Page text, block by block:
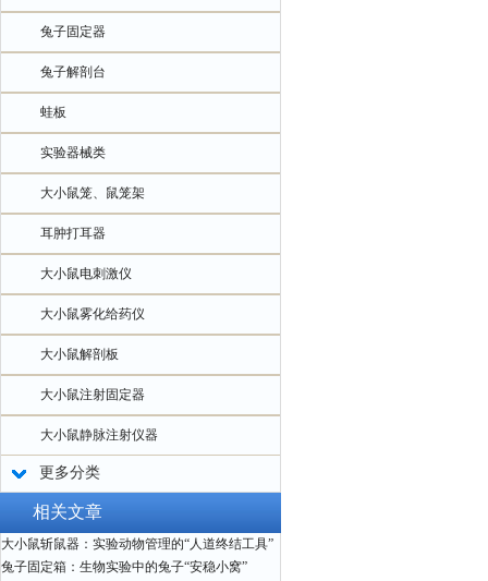
兔子固定器
兔子解剖台
蛙板
实验器械类
大小鼠笼、鼠笼架
耳肿打耳器
大小鼠电刺激仪
大小鼠雾化给药仪
大小鼠解剖板
大小鼠注射固定器
大小鼠静脉注射仪器
更多分类
相关文章
大小鼠斩鼠器：实验动物管理的“人道终结工具”
兔子固定箱：生物实验中的兔子“安稳小窝”